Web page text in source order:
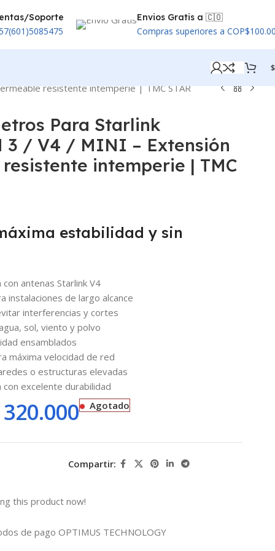
Soporte Envios Gratis a 🇨🇴
Compras superiores a
$
resistente intemperie | TMC STAR
Para Starlink
3 / V4 / MINI – Extensión
intemperie | TMC
estabilidad y sin
con antenas Starlink V4
instalaciones de largo alcance
interferencias y cortes
sol, viento y polvo
ensamblados
máxima velocidad de red
o estructuras elevadas
con excelente durabilidad
320.000 Agotado
Compartir:
this product now!